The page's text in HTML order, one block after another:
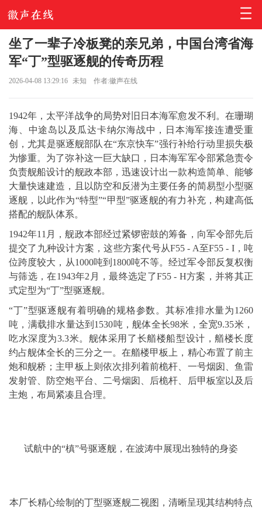
坐了一辈子冷板凳的亲兄弟，中国台湾省海
军“丁”型驱逐舰的传奇历程
2026-04-08 13:29:16 未知 作者:徽声在线
1942年，太平洋战争的局势对旧日本海军愈发不利。在珊瑚
海、中途岛以及瓜达卡纳尔海战中，日本海军接连遭受重
创，尤其是驱逐舰部队在“东京快车”强行补给行动里损失极
为惨重。为了弥补这一巨大缺口，日本海军军令部紧急责令
负责舰船设计的舰政本部，迅速设计出一款构造简单、能够
大量快速建造，且以防空和反潜为主要任务的简易型小型驱
逐舰，以此作为“特型”“甲型”驱逐舰的有力补充，构建高低
搭配的舰队体系。
1942年11月，舰政本部经过紧锣密鼓的筹备，向军令部先后
提交了九种设计方案，这些方案代号从F55 - A至F55 - I，吨
位跨度较大，从1000吨到1800吨不等。经过军令部反复权衡
与筛选，在1943年2月，最终选定了F55 - H方案，并将其正
式定型为“丁”型驱逐舰。
“丁”型驱逐舰有着明确的规格参数。其标准排水量为1260
吨，满载排水量达到1530吨，舰体全长98米，全宽9.35米，
吃水深度为3.3米。舰体采用了长艏楼船型设计，艏楼长度
约占舰体全长的三分之一。在艏楼甲板上，精心布置了前主
炮和舰桥；主甲板上则依次排列着前桅杆、一号烟囱、鱼雷
发射管、防空炮平台、二号烟囱、后桅杆、后甲板室以及后
主炮，布局紧凑且合理。
试航中的“槙”号驱逐舰，在波涛中展现出独特的身姿
本厂长精心绘制的丁型驱逐舰二视图，清晰呈现其结构特点